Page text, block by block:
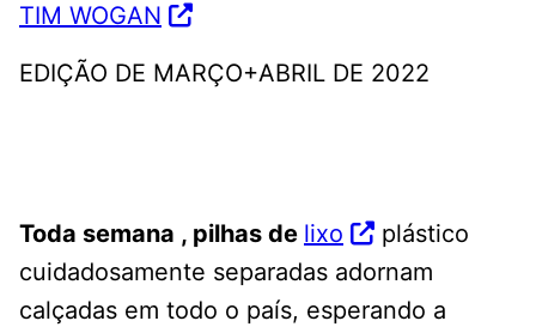
TIM WOGAN
EDIÇÃO DE MARÇO+ABRIL DE 2022
Toda semana , pilhas de lixo
plástico
cuidadosamente separadas adornam
calçadas em todo o país, esperando a